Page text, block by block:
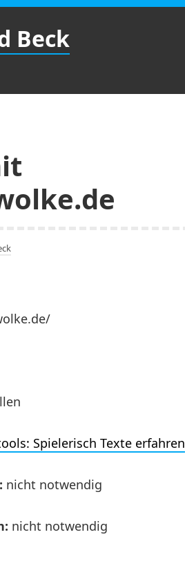
Beck
Spielerisch Texte erfahren
nicht notwendig
nicht notwendig